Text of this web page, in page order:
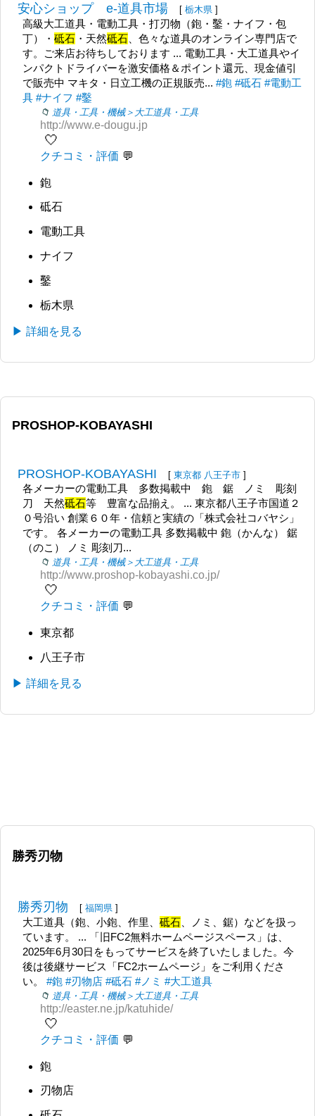
安心ショップ e-道具市場 [ 栃木県 ]
高級大工道具・電動工具・打刃物（鉋・鑿・ナイフ・包
丁）・砥石 ・天然砥石 、色々な道具のオンライン専門店で
す。ご来店お待ちしております ... 電動工具・大工道具やイ
ンパクトドライバーを激安価格＆ポイント還元、現金値引
で販売中 マキタ・日立工機の正規販売...#鉋 #砥石 #電動工
具 #ナイフ #鑿
道具・工具・機械＞大工道具・工具
http://www.e-dougu.jp
🤍
クチコミ・評価
鉋
砥石
電動工具
ナイフ
鑿
栃木県
▶ 詳細を見る
PROSHOP-KOBAYASHI
PROSHOP-KOBAYASHI [ 東京都 八王子市 ]
各メーカーの電動工具 多数掲載中 鉋 鋸 ノミ 彫刻
刀 天然砥石等 豊富な品揃え。 ... 東京都八王子市国道２
０号沿い 創業６０年・信頼と実績の「株式会社コバヤシ」
です。 各メーカーの電動工具 多数掲載中 鉋（かんな） 鋸
（のこ） ノミ 彫刻刀...
道具・工具・機械＞大工道具・工具
http://www.proshop-kobayashi.co.jp/
🤍
クチコミ・評価
東京都
八王子市
▶ 詳細を見る
勝秀刃物
勝秀刃物 [ 福岡県 ]
大工道具（鉋、小鉋、作里、砥石 、ノミ、鋸）などを扱っ
ています。 ... 「旧FC2無料ホームページスペース」は、
2025年6月30日をもってサービスを終了いたしました。今
後は後継サービス「FC2ホームページ」をご利用くださ
い。#鉋 #刃物店 #砥石 #ノミ #大工道具
道具・工具・機械＞大工道具・工具
http://easter.ne.jp/katuhide/
🤍
クチコミ・評価
鉋
刃物店